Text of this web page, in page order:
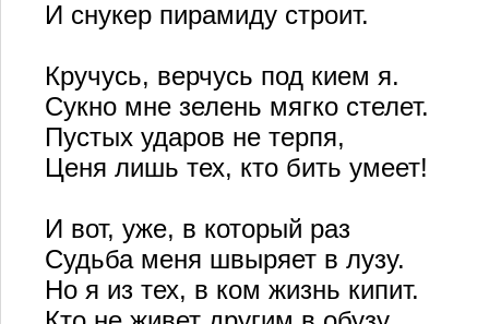
И снукер пирамиду строит.
Кручусь, верчусь под кием я.
Сукно мне зелень мягко стелет.
Пустых ударов не терпя,
Ценя лишь тех, кто бить умеет!
И вот, уже, в который раз
Судьба меня швыряет в лузу.
Но я из тех, в ком жизнь кипит.